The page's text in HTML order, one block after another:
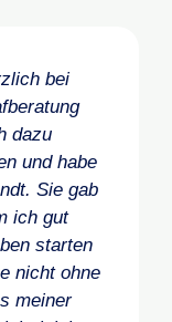
bei
dazu
und habe
Sie gab
ich gut
starten
nicht ohne
meiner